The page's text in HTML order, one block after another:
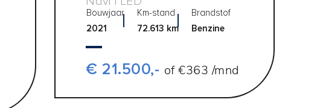
Bouwjaar
2021
Km-stand
72.613 km
Brandstof
Benzine
€ 21.500,- of €363 /mnd